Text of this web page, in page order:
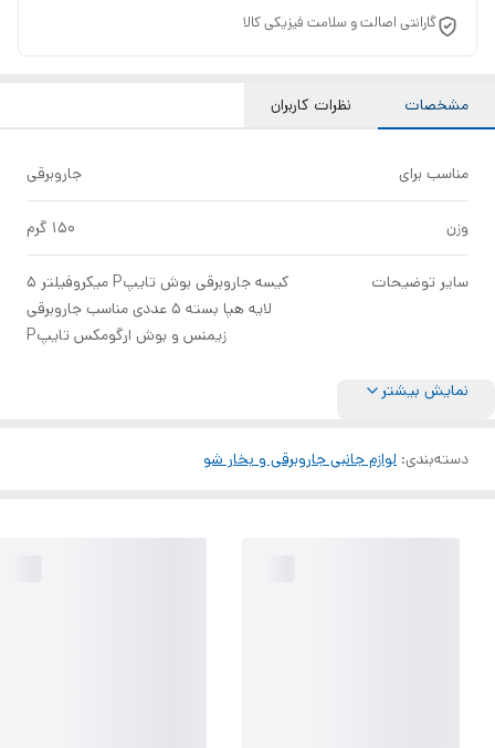
گارانتی اصالت و سلامت فیزیکی کالا
مشخصات نظرات کاربران
مناسب برای جاروبرقی
وزن 150 گرم
سایر توضیحات
کیسه جاروبرقی بوش تایپP میکروفیلتر 5
لایه هپا بسته 5 عددی مناسب جاروبرقی
زیمنس و بوش ارگومکس تایپP
نمایش بیشتر
دسته‌بندی: لوازم جانبی جاروبرقی و بخار شو